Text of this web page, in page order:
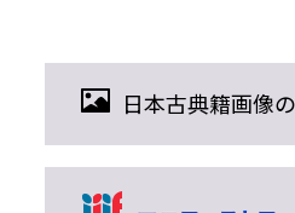
日本古典籍画像